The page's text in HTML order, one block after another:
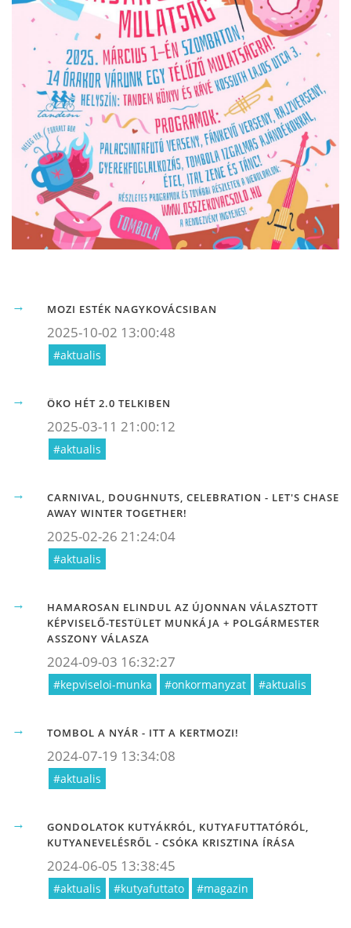
MOZI ESTÉK NAGYKOVÁCSIBAN
#aktualis
2025-10-02 13:00:48
ÖKO HÉT 2.0 TELKIBEN
#aktualis
2025-03-11 21:00:12
CARNIVAL, DOUGHNUTS, CELEBRATION - LET'S CHASE
AWAY WINTER TOGETHER!
#aktualis
2025-02-26 21:24:04
HAMAROSAN ELINDUL AZ ÚJONNAN VÁLASZTOTT
KÉPVISELŐ-TESTÜLET MUNKÁJA + POLGÁRMESTER
ASSZONY VÁLASZA
#kepviseloi-munka #onkormanyzat #aktualis
2024-09-03 16:32:27
TOMBOL A NYÁR - ITT A KERTMOZI!
#aktualis
2024-07-19 13:34:08
GONDOLATOK KUTYÁKRÓL, KUTYAFUTTATÓRÓL,
KUTYANEVELÉSRŐL - CSÓKA KRISZTINA ÍRÁSA
#aktualis #kutyafuttato #magazin
2024-06-05 13:38:45